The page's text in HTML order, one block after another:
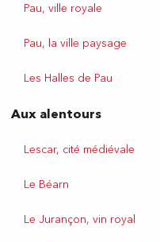
Pau, ville royale
Pau, la ville paysage
Les Halles de Pau
Aux alentours
Lescar, cité médiévale
Le Béarn
Le Jurançon, vin royal
64000 Pau